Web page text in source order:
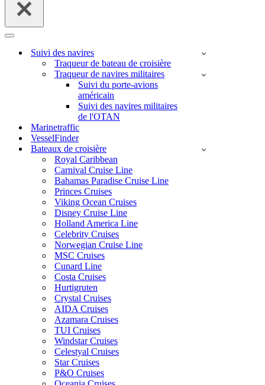
Menu
navigationSuivi des navires
Traqueur de bateau de croisière
Traqueur de navires militaires
Suivi du porte-avions
américain
Suivi des navires militaires
de l'OTAN
Marinetraffic
VesselFinder
Bateaux de croisière
Royal Caribbean
Carnival Cruise Line
Bahamas Paradise Cruise Line
Princes Cruises
Viking Ocean Cruises
Disney Cruise Line
Holland America Line
Celebrity Cruises
Norwegian Cruise Line
MSC Cruises
Cunard Line
Costa Cruises
Hurtigruten
Crystal Cruises
AIDA Cruises
Azamara Cruises
TUI Cruises
Windstar Cruises
Celestyal Cruises
Star Cruises
P&O Cruises